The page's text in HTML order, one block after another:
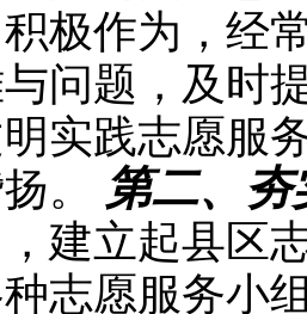
极作为，经
问题，及时
实践志愿服
。
第二、
建立起县区
志愿服务小